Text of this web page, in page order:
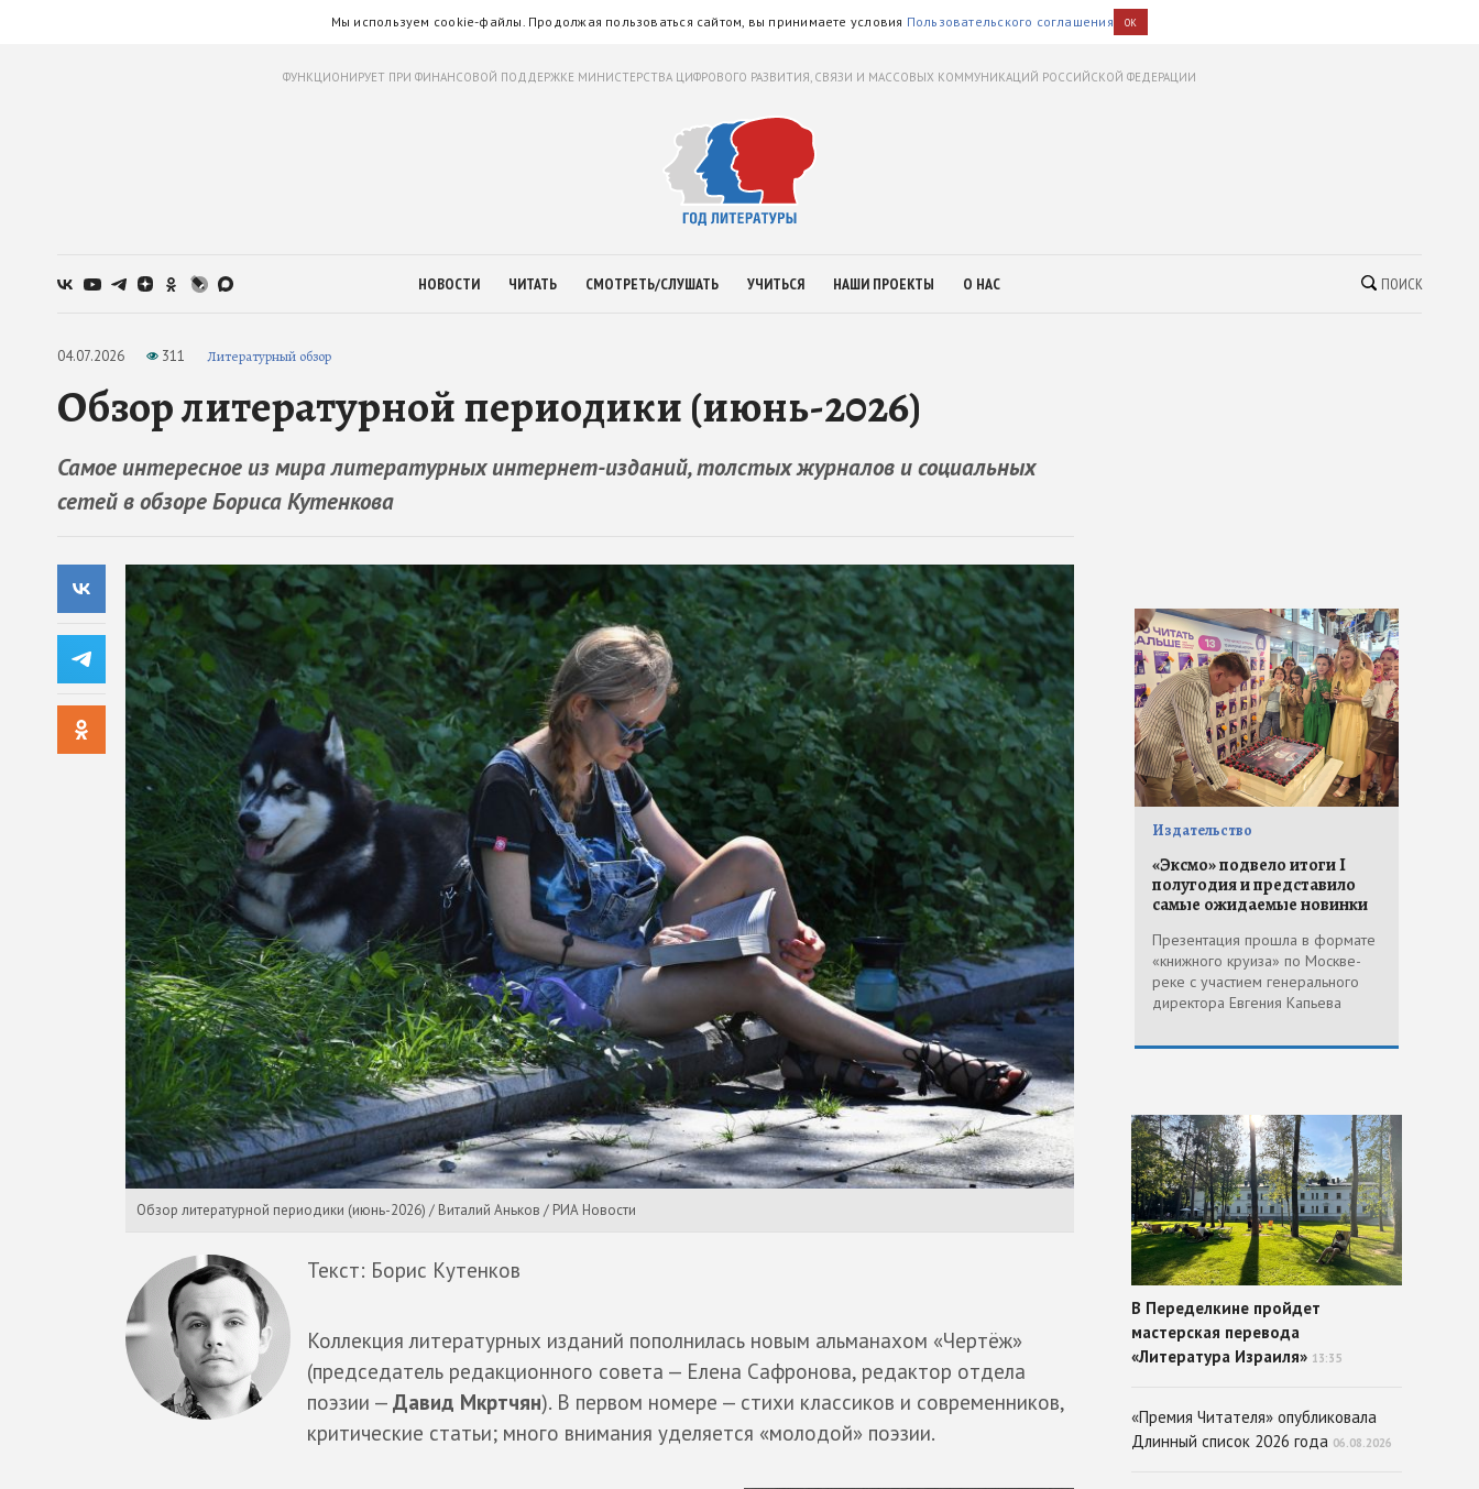
Мы используем cookie-файлы. Продолжая пользоваться сайтом, вы принимаете условия Пользовательского соглашения OK
ФУНКЦИОНИРУЕТ ПРИ ФИНАНСОВОЙ ПОДДЕРЖКЕ МИНИСТЕРСТВА ЦИФРОВОГО РАЗВИТИЯ, СВЯЗИ И МАССОВЫХ КОММУНИКАЦИЙ РОССИЙСКОЙ ФЕДЕРАЦИИ
НОВОСТИ ЧИТАТЬ СМОТРЕТЬ/СЛУШАТЬ УЧИТЬСЯ НАШИ ПРОЕКТЫ О НАС ПОИСК
04.07.2026 311 Литературный обзор
Обзор литературной периодики (июнь-2026)
Самое интересное из мира литературных интернет-изданий, толстых журналов и социальных
сетей в обзоре Бориса Кутенкова
Обзор литературной периодики (июнь-2026) / Виталий Аньков / РИА Новости
Текст: Борис Кутенков
Коллекция литературных изданий пополнилась новым альманахом «Чертёж»
(председатель редакционного совета — Елена Сафронова, редактор отдела
поэзии — Давид Мкртчян). В первом номере — стихи классиков и современников,
критические статьи; много внимания уделяется «молодой» поэзии.
Издательство
«Эксмо» подвело итоги I
полугодия и представило
самые ожидаемые новинки
Презентация прошла в формате
«книжного круиза» по Москве-
реке с участием генерального
директора Евгения Капьева
В Переделкине пройдет
мастерская перевода
«Литература Израиля» 13:35
«Премия Читателя» опубликовала
Длинный список 2026 года 06.08.2026